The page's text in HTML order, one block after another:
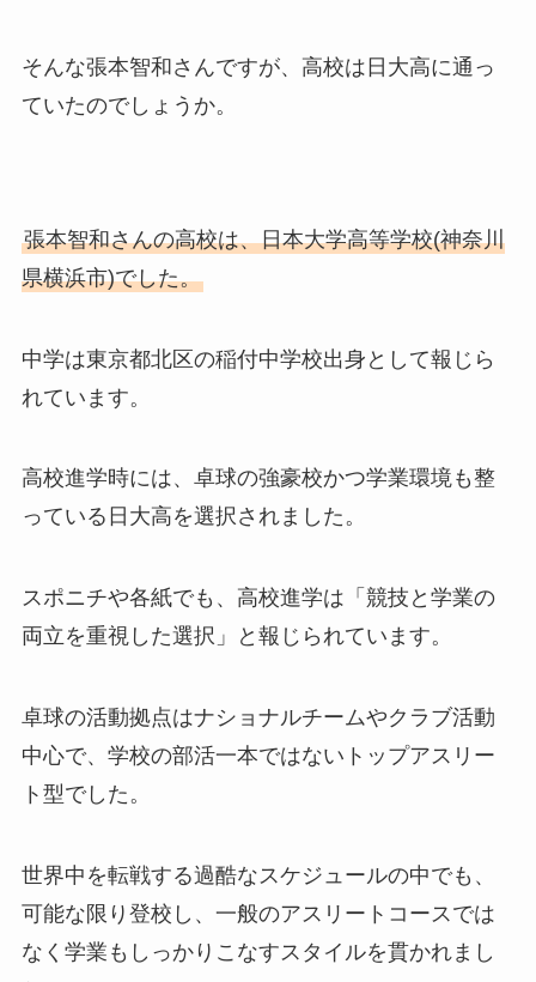
そんな張本智和さんですが、高校は日大高に通っ
ていたのでしょうか。
張本智和さんの高校は、日本大学高等学校(神奈川
県横浜市)でした。
中学は東京都北区の稲付中学校出身として報じら
れています。
高校進学時には、卓球の強豪校かつ学業環境も整
っている日大高を選択されました。
スポニチや各紙でも、高校進学は「競技と学業の
両立を重視した選択」と報じられています。
卓球の活動拠点はナショナルチームやクラブ活動
中心で、学校の部活一本ではないトップアスリー
ト型でした。
世界中を転戦する過酷なスケジュールの中でも、
可能な限り登校し、一般のアスリートコースでは
なく学業もしっかりこなすスタイルを貫かれまし